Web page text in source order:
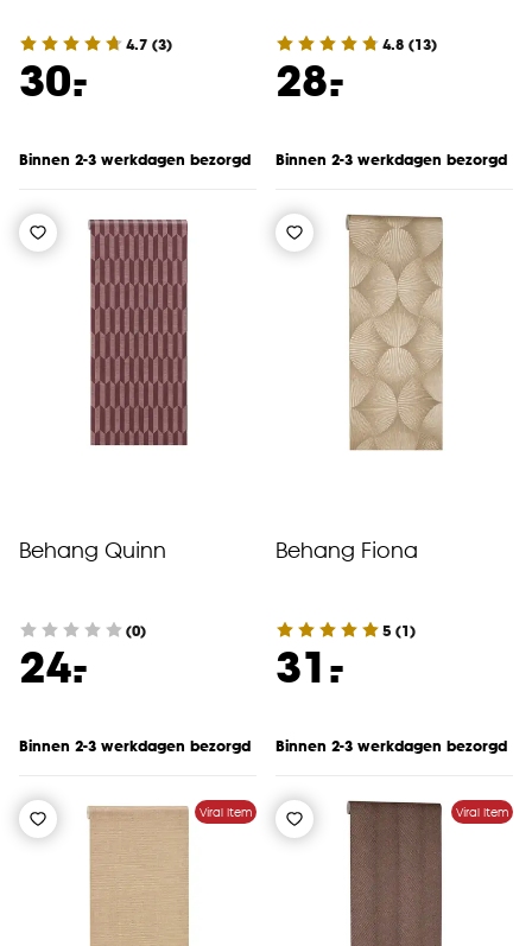
4.7 (3)
30.
-
Binnen 2-3 werkdagen bezorgd
4.8 (13)
28.
-
Binnen 2-3 werkdagen bezorgd
Behang Quinn
(0)
24.
-
Binnen 2-3 werkdagen bezorgd
Behang Fiona
5 (1)
31.
-
Binnen 2-3 werkdagen bezorgd
Viral Item Viral Item